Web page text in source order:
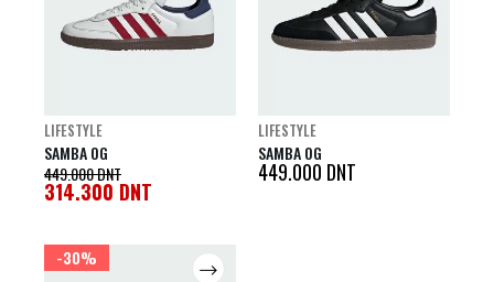
LIFESTYLE
SAMBA OG
449.000DNT
314.300 DNT
LIFESTYLE
SAMBA OG
449.000 DNT
-30%